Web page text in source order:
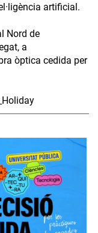
artificial.
Nord de
a
òptica cedida per